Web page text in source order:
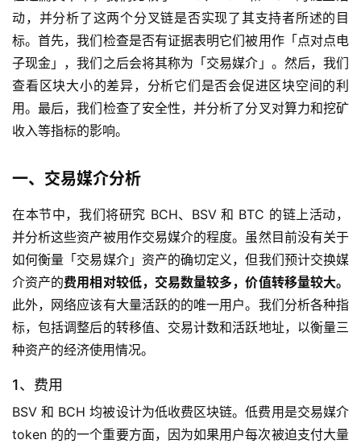
动，并分析了这两个分叉链是否实现了其支持者所述的目
标。首先，我们检查是否有证据表明它们被用作「点对点电
子现金」，我们之后会将其称为「交易媒介」。然后，我们
查看区块大小的差异，分析它们是否会促进区块空间的利
用。最后，我们检查了安全性，并分析了分叉对算力和挖矿
收入等指标的影响。
一、交易媒介分析
在本节中，我们将研究 BCH、BSV 和 BTC 的链上活动，
并分析这些资产被用作交易媒介的程度。虽然目前没有关于
如何衡量「交易媒介」资产的确切定义，但我们预计交换媒
介资产的费用相对较低，交易数量较多，价值转移量较大。
此外，网络应该有大量活跃的的唯一用户。我们分析各种指
标，包括调整后的转移值、交易计数和活跃地址，以衡量三
种资产的经济使用情况。
1、费用
BSV 和 BCH 均被设计为低收费区块链。低费用是交易媒介
token 的的一个重要方面，因为如果用户每次被迫支付大量